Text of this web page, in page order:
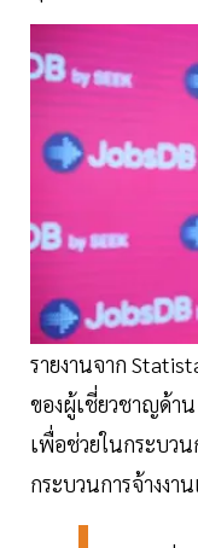
รายงานจาก
ของผู้เชี่ยวชาญด้าน
เพื่อช่วยในกระบว
กระบวนการจ้างงา